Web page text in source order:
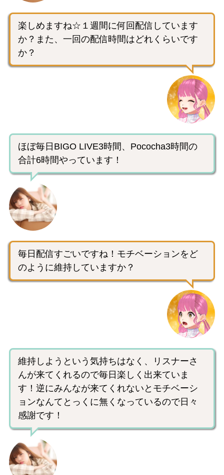
楽しめますね☆１週間に何回配信しています
か？また、一回の配信時間はどれくらいです
か？
ほぼ毎日BIGO LIVE3時間、Pococha3時間の
合計6時間やっています！
毎日配信すごいですね！モチベーションをど
のように維持していますか？
維持しようという気持ちはなく、リスナーさ
んが来てくれるので毎日楽しく出来ていま
す！逆にみんなが来てくれないとモチベーシ
ョンなんてとっくに無くなっているので日々
感謝です！